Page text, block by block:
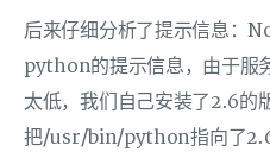
后来仔细分析了提示信息：
python的提示信息，由于服
太低，我们自己安装了2.6的
把/usr/bin/python指向了